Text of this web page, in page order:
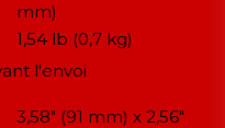
mm)
1,54 lb (0,7 kg)
3,58" (91 mm) x 2,56"
l'envoi